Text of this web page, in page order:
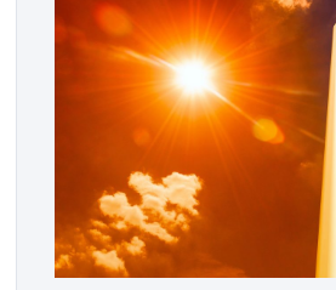
كان يشرف […]